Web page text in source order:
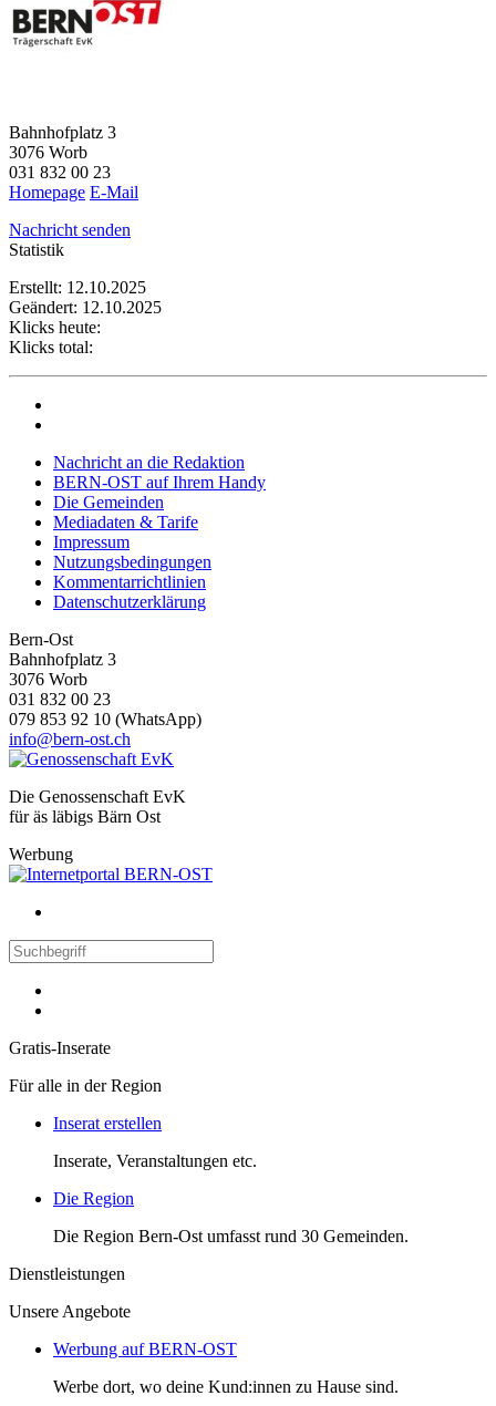
Bahnhofplatz 3
3076 Worb
031 832 00 23
Homepage E-Mail
Nachricht senden
Statistik
Erstellt: 12.10.2025
Geändert: 12.10.2025
Klicks heute:
Klicks total:
Nachricht an die Redaktion
BERN-OST auf Ihrem Handy
Die Gemeinden
Mediadaten & Tarife
Impressum
Nutzungsbedingungen
Kommentarrichtlinien
Datenschutzerklärung
Bern-Ost
Bahnhofplatz 3
3076 Worb
031 832 00 23
079 853 92 10 (WhatsApp)
info@bern-ost.ch
Die Genossenschaft EvK
für äs läbigs Bärn Ost
Werbung
Gratis-Inserate
Für alle in der Region
Inserat erstellen
Inserate, Veranstaltungen etc.
Die Region
Die Region Bern-Ost umfasst rund 30 Gemeinden.
Dienstleistungen
Unsere Angebote
Werbung auf BERN-OST
Werbe dort, wo deine Kund:innen zu Hause sind.